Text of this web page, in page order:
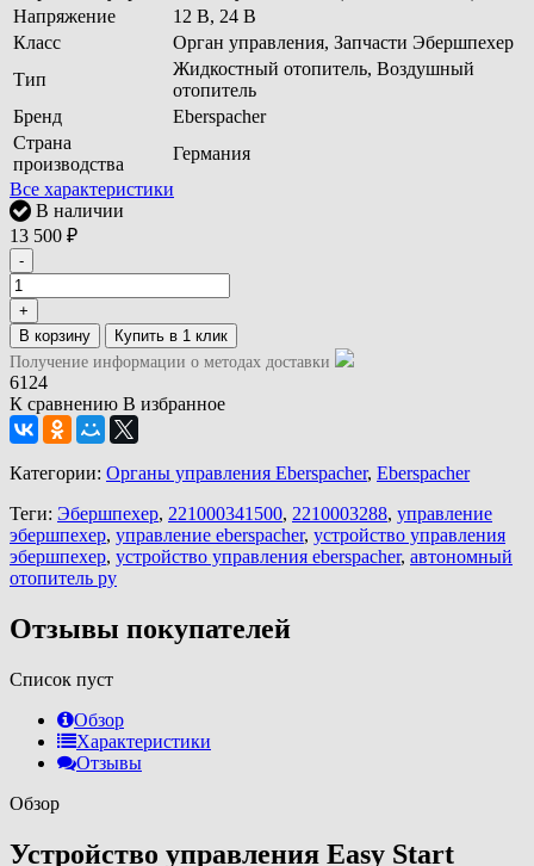
Напряжение
12 В, 24 В
Класс
Орган управления, Запчасти Эбершпехер
Тип
Жидкостный отопитель, Воздушный
отопитель
Бренд
Eberspacher
Страна
производства
Германия
Все характеристики
В наличии
13 500 ₽
-
+
В корзину
Получение информации о методах доставки
6124
К сравнению В избранное
Категории: Органы управления Eberspacher, Eberspacher
Теги: Эбершпехер, 221000341500, 2210003288, управление
эбершпехер, управление eberspacher, устройство управления
эбершпехер, устройство управления eberspacher, автономный
отопитель ру
Отзывы покупателей
Список пуст
Обзор
Характеристики
Отзывы
Обзор
Устройство управления Easy Start